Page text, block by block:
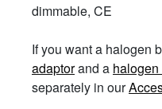
dimmable, CE
If you want a halogen
adaptorand a
separately in our